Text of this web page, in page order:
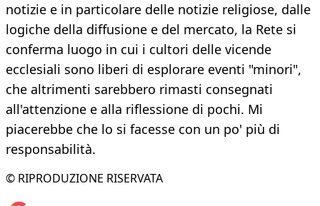
notizie e in particolare delle notizie religiose, dalle
logiche della diffusione e del mercato, la Rete si
conferma luogo in cui i cultori delle vicende
ecclesiali sono liberi di esplorare eventi "minori",
che altrimenti sarebbero rimasti consegnati
all'attenzione e alla riflessione di pochi. Mi
piacerebbe che lo si facesse con un po' più di
responsabilità.
© RIPRODUZIONE RISERVATA